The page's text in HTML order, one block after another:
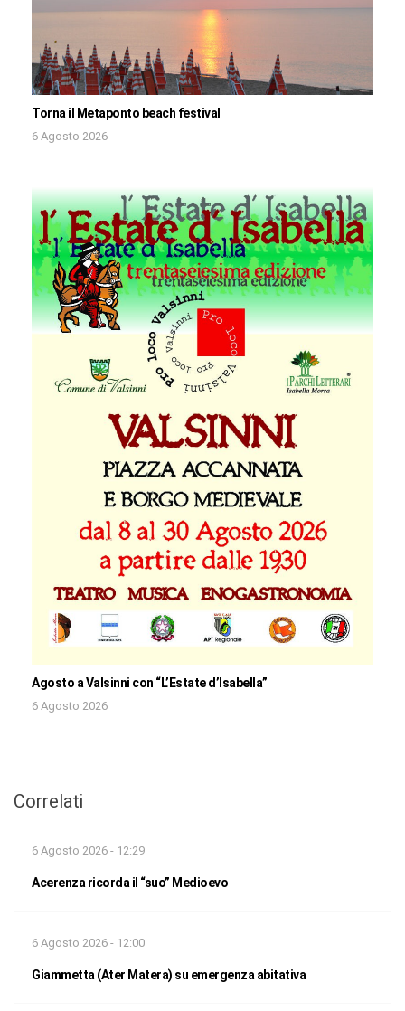
Torna il Metaponto beach festival
6 Agosto 2026
Agosto a Valsinni con “L’Estate d’Isabella”
6 Agosto 2026
Correlati
6 Agosto 2026 - 12:29
Acerenza ricorda il “suo” Medioevo
6 Agosto 2026 - 12:00
Giammetta (Ater Matera) su emergenza abitativa